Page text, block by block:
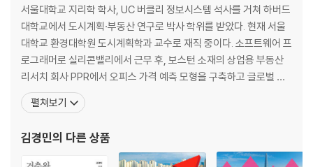
④수도권 서남부_양천, 안양, 김포
3) ‘서울시 구별’ 아파트 매매 시장 동향
서울시 구별 아파트 세대수, 평당가 순위｜강남4구(강남구, 서초구, 송파
구, 강동구)_고가 아파트 시장｜노도성(노원구, 도봉구, 성북구)_중저가
아파트 시장｜고가 VS 중저가 아파트 시장의 차이점
Part 3. 2024년 부동산 투자 빅이슈 TOP 6
이슈1) 솔직한 거래량_“최소한 바닥은 벗어났다”
-83% 거래 절벽을 지나서｜2023년 거래량 회복의 3가지 원인｜‘갈아
서울대학교 지리학 학사, UC 버클리 정보시스템 석사를 거쳐 하버드
대학교에서 도시계획·부동산 연구로 박사 학위를 받았다. 현재 서울
대학교 환경대학원 도시계획학과 교수로 재직 중이다. 소프트웨어 프
로그래머로 실리콘밸리에서 근무 후, 보스턴 소재의 상업용 부동산
리서치 회사 PPR에서 오피스 가격 예측 모형을 구축하고 글로벌 부
동산을 연구했다. 주요 연구 분야는 빅데이터 기반 부동산 시장 분석,
글로벌 오피스 비교, 공공민간협동개발 등이다. 지은 책으로는 빅데
산 메가트렌드』, 도시개발의 방향성을 제시한 『도
펼쳐보기
김경민의 다른 상품